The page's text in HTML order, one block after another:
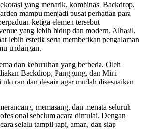
yang menarik, kombinasi Backdrop,
mampu menjadi pusat perhatian para
ketiga elemen tersebut
yang lebih hidup dan modern. Alhasil,
lebih estetik serta memberikan pengalaman
undangan.
dan kebutuhan yang berbeda. Oleh
Backdrop, Panggung, dan Mini
dan desain agar mudah disesuaikan
memasang, dan menata seluruh
sebelum acara dimulai. Dengan
selalu tampil rapi, aman, dan siap